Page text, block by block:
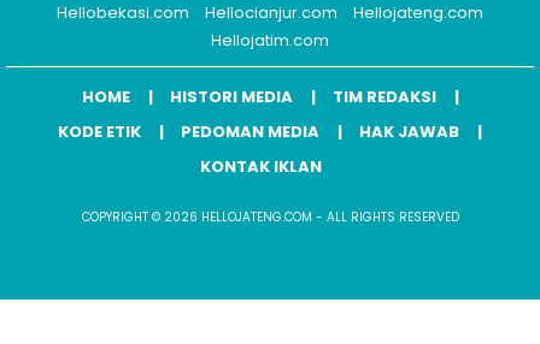
Hellobekasi.com
Hellocianjur.com
Hellojateng.com
Hellojatim.com
HOME HISTORI MEDIA
TIM REDAKSI
KODE ETIK
PEDOMAN MEDIA
HAK JAWAB
KONTAK IKLAN
COPYRIGHT © 2026 HELLOJATENG.COM - ALL RIGHTS RESERVED